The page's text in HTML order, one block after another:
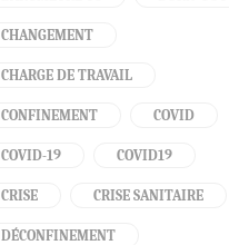
CHANGEMENT
CHARGE DE TRAVAIL
CONFINEMENT COVID
COVID-19 COVID19
CRISE CRISE SANITAIRE
DÉCONFINEMENT